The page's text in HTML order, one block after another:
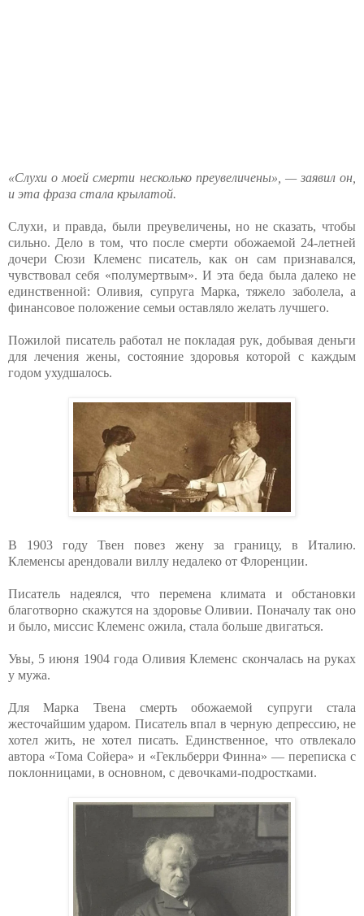
«Слухи о моей смерти несколько преувеличены», — заявил он,
и эта фраза стала крылатой.
Слухи, и правда, были преувеличены, но не сказать, чтобы
сильно. Дело в том, что после смерти обожаемой 24-летней
дочери Сюзи Клеменс писатель, как он сам признавался,
чувствовал себя «полумертвым». И эта беда была далеко не
единственной: Оливия, супруга Марка, тяжело заболела, а
финансовое положение семьи оставляло желать лучшего.
Пожилой писатель работал не покладая рук, добывая деньги
для лечения жены, состояние здоровья которой с каждым
годом ухудшалось.
В 1903 году Твен повез жену за границу, в Италию.
Клеменсы арендовали виллу недалеко от Флоренции.
Писатель надеялся, что перемена климата и обстановки
благотворно скажутся на здоровье Оливии. Поначалу так оно
и было, миссис Клеменс ожила, стала больше двигаться.
Увы, 5 июня 1904 года Оливия Клеменс скончалась на руках
у мужа.
Для Марка Твена смерть обожаемой супруги стала
жесточайшим ударом. Писатель впал в черную депрессию, не
хотел жить, не хотел писать. Единственное, что отвлекало
автора «Тома Сойера» и «Гекльберри Финна» — переписка с
поклонницами, в основном, с девочками-подростками.